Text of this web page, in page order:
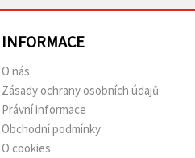
INFORMACE
O nás
Zásady ochrany osobních údajů
Právní informace
Obchodní podmínky
O cookies